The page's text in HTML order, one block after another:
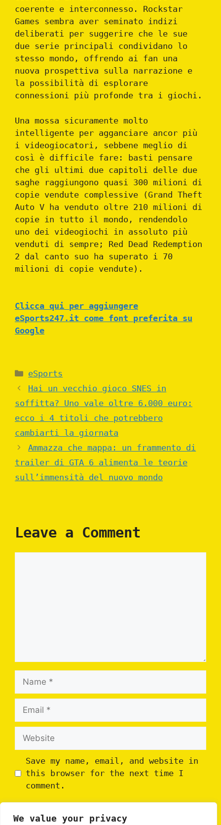
We value your privacy
coerente e interconnesso. Rockstar
Games sembra aver seminato indizi
deliberati per suggerire che le sue
due serie principali condividano lo
stesso mondo, offrendo ai fan una
nuova prospettiva sulla narrazione e
la possibilità di esplorare
connessioni più profonde tra i giochi.
Una mossa sicuramente molto
intelligente per agganciare ancor più
i videogiocatori, sebbene meglio di
così è difficile fare: basti pensare
che gli ultimi due capitoli delle due
saghe raggiungono quasi 300 milioni di
copie vendute complessive (Grand Theft
Auto V ha venduto oltre 210 milioni di
copie in tutto il mondo, rendendolo
uno dei videogiochi in assoluto più
venduti di sempre; Red Dead Redemption
2 dal canto suo ha superato i 70
milioni di copie vendute).
Clicca qui per aggiungere
eSports247.it come font preferita su
Google
Categories
eSports
Hai un vecchio gioco SNES in
soffitta? Uno vale oltre 6.000 euro:
ecco i 4 titoli che potrebbero
cambiarti la giornata
Ammazza che mappa: un frammento di
trailer di GTA 6 alimenta le teorie
sull’immensità del nuovo mondo
Leave a Comment
Name
Email
Website
Save my name, email, and website in
this browser for the next time I
comment.